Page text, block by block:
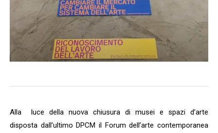
Alla luce della nuova chiusura di musei e spazi d’arte
disposta dall’ultimo DPCM il Forum dell’arte contemporanea